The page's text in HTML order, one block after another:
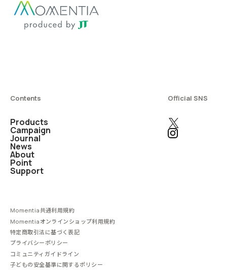
Contents
Products
Campaign
Journal
News
About
Point
Support
Official SNS
Momentia共通利用規約
Momentiaオンラインショップ利用規約
特定商取引法に基づく表記
プライバシーポリシー
コミュニティガイドライン
子どもの安全基準に関するポリシー